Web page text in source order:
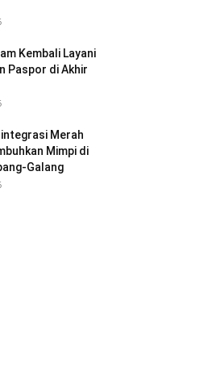
Kembali Layani
Paspor di Akhir
Merah
Mimpi di
Galang